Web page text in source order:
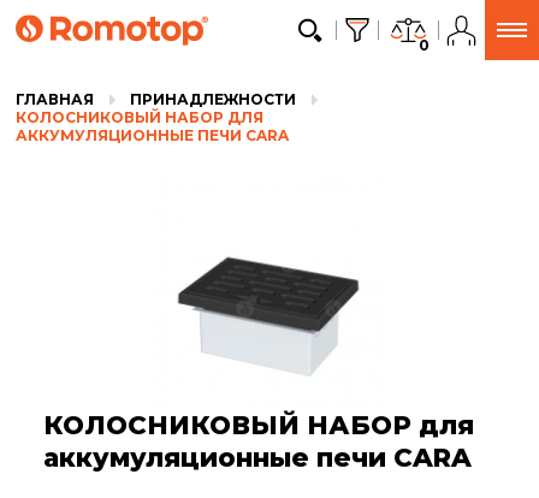
0
ГЛАВНАЯ
ПРИНАДЛЕЖНОСТИ
КОЛОСНИКОВЫЙ НАБОР ДЛЯ
АККУМУЛЯЦИОННЫЕ ПЕЧИ CARA
КОЛОСНИКОВЫЙ НАБОР для
аккумуляционные печи CARA